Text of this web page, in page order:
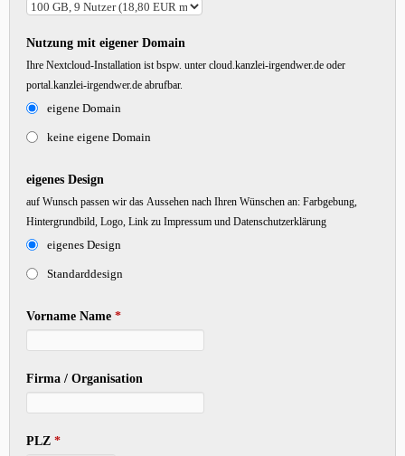
Nutzung mit eigener Domain
Ihre Nextcloud-Installation ist bspw. unter cloud.kanzlei-irgendwer.de oder
portal.kanzlei-irgendwer.de abrufbar.
eigene Domain
keine eigene Domain
eigenes Design
auf Wunsch passen wir das Aussehen nach Ihren Wünschen an: Farbgebung,
Hintergrundbild, Logo, Link zu Impressum und Datenschutzerklärung
eigenes Design
Standarddesign
Vorname Name *
Firma / Organisation
PLZ *